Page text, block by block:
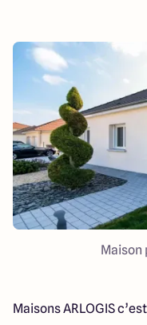
Maison
Maisons ARLOGIS